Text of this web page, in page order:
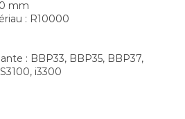
mm
: R10000
: BBP33, BBP35, BBP37,
i3300